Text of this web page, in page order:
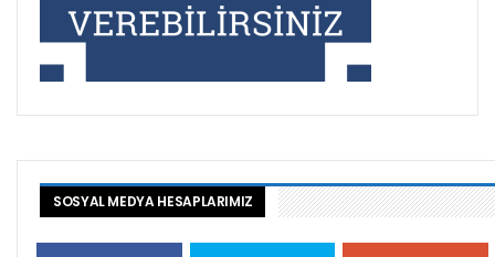
SOSYAL MEDYA HESAPLARIMIZ